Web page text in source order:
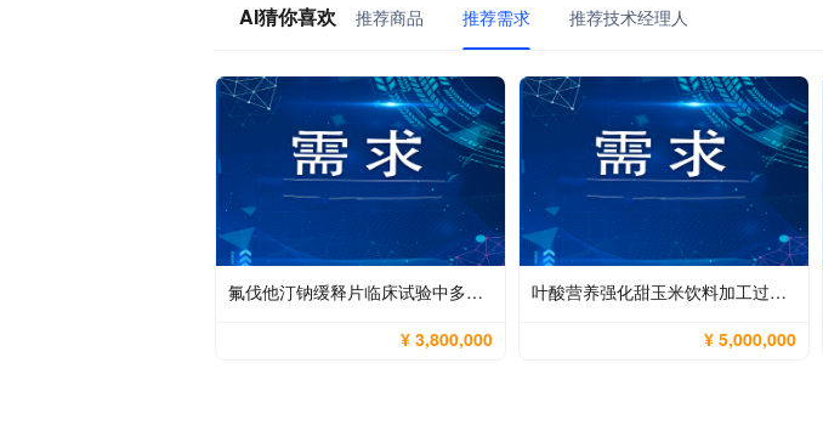
AI猜你喜欢 推荐商品 推荐需求 推荐技术经理人
氟伐他汀钠缓释片临床试验中多峰吸收特征捕捉、高变异性控制与高灵敏宽线性检测方法开发
¥ 3,800,000
叶酸营养强化甜玉米饮料加工过程中天然叶酸的最大化保全与产品稳定性控制
¥ 5,000,000